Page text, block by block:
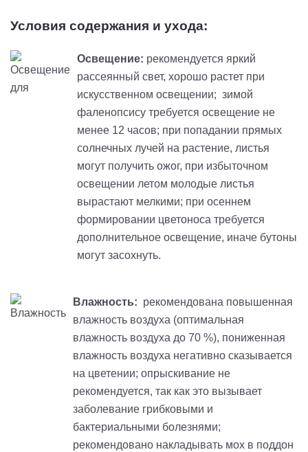
Условия содержания и ухода:
Освещение: рекомендуется яркий
рассеянный свет, хорошо растет при
искусственном освещении; зимой
фаленопсису требуется освещение не
менее 12 часов; при попадании прямых
солнечных лучей на растение, листья
могут получить ожог, при избыточном
освещении летом молодые листья
вырастают мелкими; при осеннем
формировании цветоноса требуется
дополнительное освещение, иначе бутоны
могут засохнуть.
Влажность: рекомендована повышенная
влажность воздуха (оптимальная
влажность воздуха до 70 %), пониженная
влажность воздуха негативно сказывается
на цветении; опрыскивание не
рекомендуется, так как это вызывает
заболевание грибковыми и
бактериальными болезнями;
рекомендовано накладывать мох в поддон